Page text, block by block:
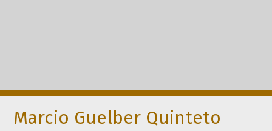
Marcio Guelber Quinteto